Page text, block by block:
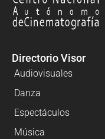
Directorio Visor
Audiovisuales
Danza
Espectáculos
Música